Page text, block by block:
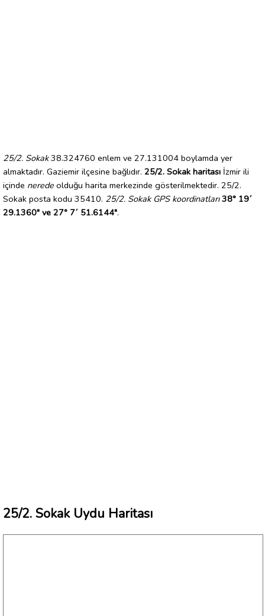
25/2. Sokak38.324760 enlem ve 27.131004 boylamda yer
almaktadır. Gaziemir ilçesine bağlıdır. 25/2. Sokak haritası İzmir ili
içinde nerede olduğu harita merkezinde gösterilmektedir. 25/2.
Sokak posta kodu 35410. 25/2. Sokak GPS koordinatları 38° 19´
29.1360" ve 27° 7´ 51.6144".
25/2. Sokak Uydu Haritası